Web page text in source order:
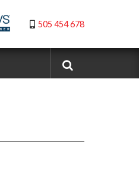
505 454 678